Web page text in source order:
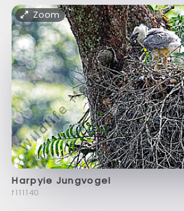
Zoom
Harpyie Jungvogel
f111140